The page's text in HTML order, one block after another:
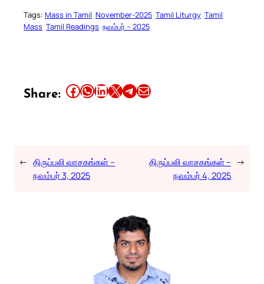
Tags: Mass in Tamil November-2025 Tamil Liturgy Tamil
Mass Tamil Readings நவம்பர் – 2025
Share: Share this article on Facebook Share this article on WhatsApp Share this article on LinkedIn Share this article on X Share this article on TelegramEmail this Article
← திருப்பலி வாசகங்கள் –
நவம்பர் 3, 2025
திருப்பலி வாசகங்கள் –
நவம்பர் 4, 2025
→